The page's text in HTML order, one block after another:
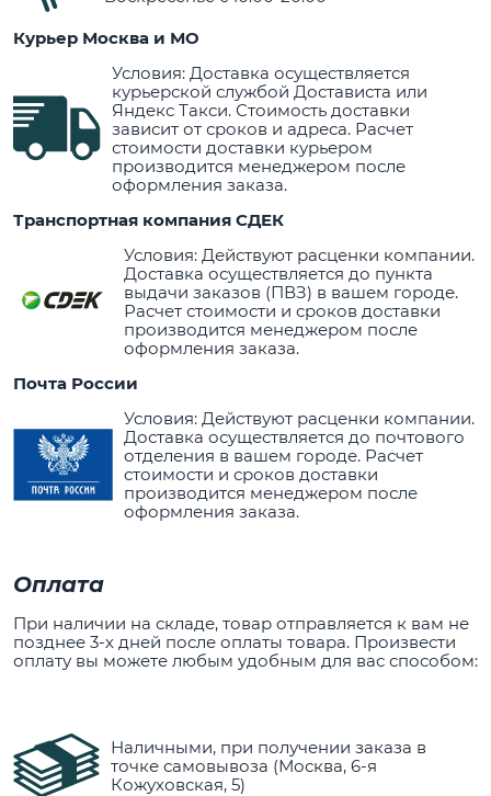
Курьер Москва и МО
Условия: Доставка осуществляется
курьерской службой Достависта или
Яндекс Такси. Стоимость доставки
зависит от сроков и адреса. Расчет
стоимости доставки курьером
производится менеджером после
оформления заказа.
Транспортная компания СДЕК
Условия: Действуют расценки компании.
Доставка осуществляется до пункта
выдачи заказов (ПВЗ) в вашем городе.
Расчет стоимости и сроков доставки
производится менеджером после
оформления заказа.
Почта России
Условия: Действуют расценки компании.
Доставка осуществляется до почтового
отделения в вашем городе. Расчет
стоимости и сроков доставки
производится менеджером после
оформления заказа.
Оплата
При наличии на складе, товар отправляется к вам не
позднее 3-х дней после оплаты товара. Произвести
оплату вы можете любым удобным для вас способом:
Наличными, при получении заказа в
точке самовывоза (Москва, 6-я
Кожуховская, 5)